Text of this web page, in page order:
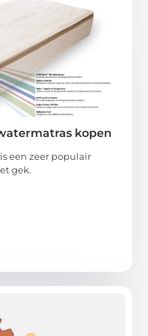
kopen
een zeer populair
gek.